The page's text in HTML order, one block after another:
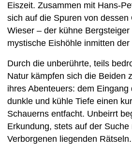
Eiszeit. Zusammen mit Hans-
sich auf die Spuren von dessen
Wieser – der kühne
mystische Eishöhle inmitten
Durch die unberührte, teils
Natur kämpfen sich die Beiden
ihres Abenteuers: dem Eingang
dunkle und kühle Tiefe einen
Schauerns entfacht. Unbeirrt
Erkundung, stets auf der Suche
Verborgenen liegenden Rätseln.